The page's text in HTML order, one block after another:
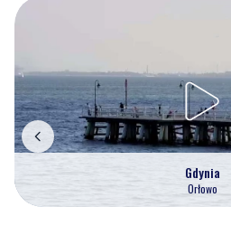
Gdynia
Orłowo